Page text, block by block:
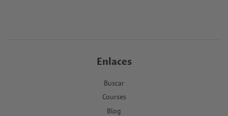
Enlaces
Buscar
Courses
Blog